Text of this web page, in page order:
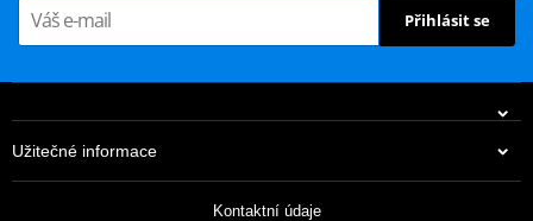
Přihlásit se
Užitečné informace
Kontaktní údaje